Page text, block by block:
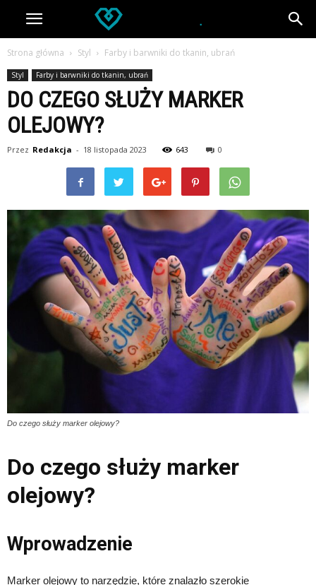
Strona główna Styl Farby i barwniki do tkanin, ubrań
Styl Farby i barwniki do tkanin, ubrań
DO CZEGO SŁUŻY MARKER
OLEJOWY?
Przez Redakcja - 18 listopada 2023 643 0
Do czego służy marker olejowy?
Do czego służy marker
olejowy?
Wprowadzenie
Marker olejowy to narzędzie, które znalazło szerokie